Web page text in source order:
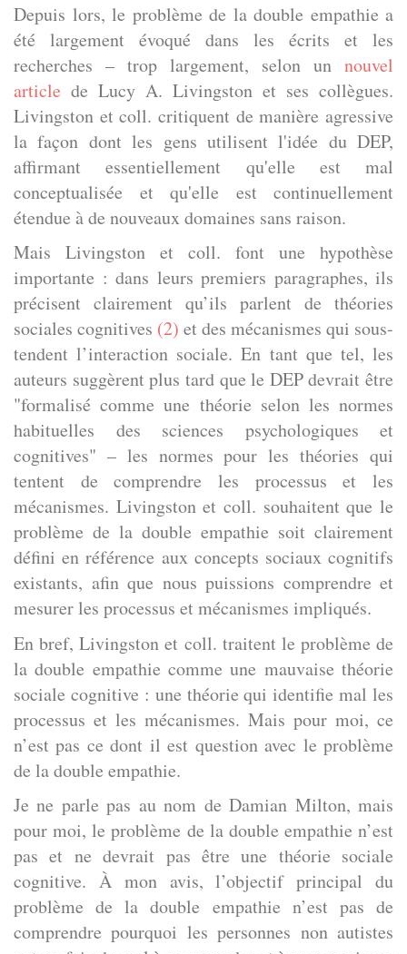
Depuis lors, le problème de la double empathie a
été largement évoqué dans les écrits et les
recherches – trop largement, selon un nouvel
article de Lucy A. Livingston et ses collègues.
Livingston et coll. critiquent de manière agressive
la façon dont les gens utilisent l'idée du DEP,
affirmant essentiellement qu'elle est mal
conceptualisée et qu'elle est continuellement
étendue à de nouveaux domaines sans raison.
Mais Livingston et coll. font une hypothèse
importante : dans leurs premiers paragraphes, ils
précisent clairement qu’ils parlent de théories
sociales cognitives (2) et des mécanismes qui sous-
tendent l’interaction sociale. En tant que tel, les
auteurs suggèrent plus tard que le DEP devrait être
"formalisé comme une théorie selon les normes
habituelles des sciences psychologiques et
cognitives" – les normes pour les théories qui
tentent de comprendre les processus et les
mécanismes. Livingston et coll. souhaitent que le
problème de la double empathie soit clairement
défini en référence aux concepts sociaux cognitifs
existants, afin que nous puissions comprendre et
mesurer les processus et mécanismes impliqués.
En bref, Livingston et coll. traitent le problème de
la double empathie comme une mauvaise théorie
sociale cognitive : une théorie qui identifie mal les
processus et les mécanismes. Mais pour moi, ce
n’est pas ce dont il est question avec le problème
de la double empathie.
Je ne parle pas au nom de Damian Milton, mais
pour moi, le problème de la double empathie n’est
pas et ne devrait pas être une théorie sociale
cognitive. À mon avis, l’objectif principal du
problème de la double empathie n’est pas de
comprendre pourquoi les personnes non autistes